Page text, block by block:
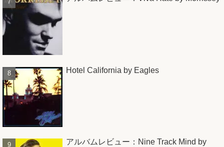
Hotel California by Eagles
アルバムレビュー：Nine Track Mind by